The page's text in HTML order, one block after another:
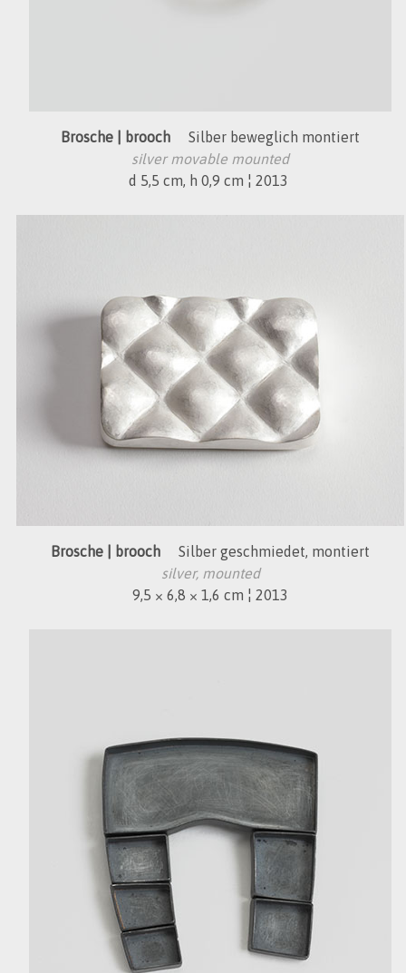
Brosche | brooch Silber beweglich montiert
silver movable mounted
d 5,5 cm, h 0,9 cm ¦ 2013
Brosche | brooch Silber geschmiedet, montiert
silver, mounted
9,5 × 6,8 × 1,6 cm ¦ 2013